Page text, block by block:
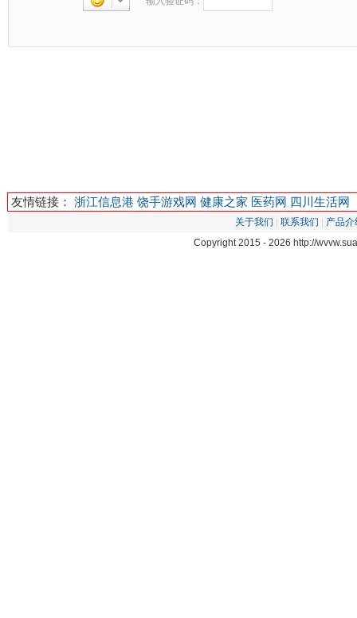
友情链接： 浙江信息港 饶手游戏网 健康之家 医药网 四川生活网
关于我们 | 联系我们 | 产品介
Copyright 2015 - 2026 http://